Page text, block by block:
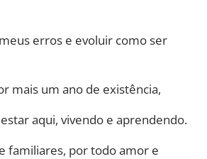
erros e evoluir como ser
mais um ano de existência,
aqui, vivendo e aprendendo.
familiares, por todo amor e